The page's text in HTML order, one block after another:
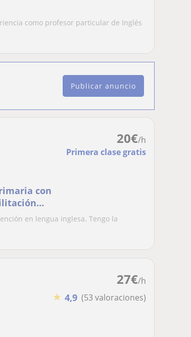
como profesor particular de Inglés
Publicar anuncio
20€/h
Primera clase gratis
con
en lengua inglesa. Tengo la
27€/h
★ 4,9 (53 valoraciones)